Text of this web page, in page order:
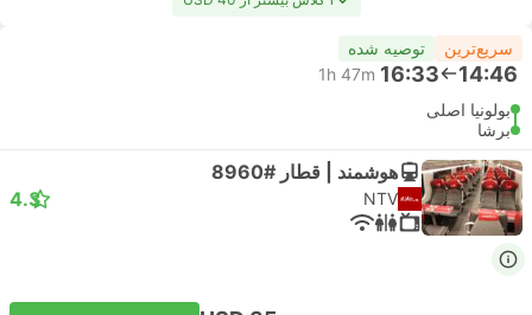
سریع‌ترین توصیه شده
14:46
16:33
1h 47m
بولونیا اصلی
برشا
هوشمند | قطار #8960
NTV
4.3